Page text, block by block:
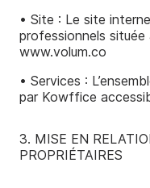
• Site : Le site
professionnels située
www.volum.co
• Services :
par Kowffice
3. MISE EN
PROPRIÉTAIRES